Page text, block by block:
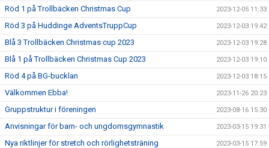
Röd 1 på Trollbäcken Christmas Cup 2023-12-05 11:33
Röd 3 på Huddinge AdventsTruppCup 2023-12-03 19:42
Blå 3 Trollbäcken Christmas cup 2023 2023-12-03 19:28
Blå 1 på Trollbäcken Christmas Cup 2023 2023-12-03 19:10
Röd 4 på BG-bucklan 2023-12-03 18:15
Välkommen Ebba! 2023-11-26 20:23
Gruppstruktur i föreningen 2023-08-16 15:30
Anvisningar för barn- och ungdomsgymnastik 2023-03-15 19:31
Nya riktlinjer för stretch och rörlighetsträning 2023-03-15 17:59